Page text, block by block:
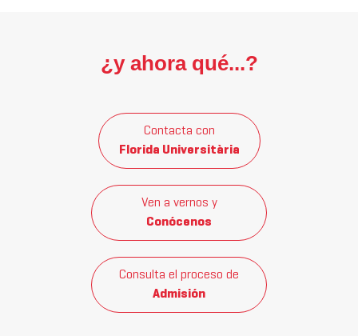
¿y ahora qué...?
Contacta con
Florida Universitària
Ven a vernos y
Conócenos
Consulta el proceso de
Admisión